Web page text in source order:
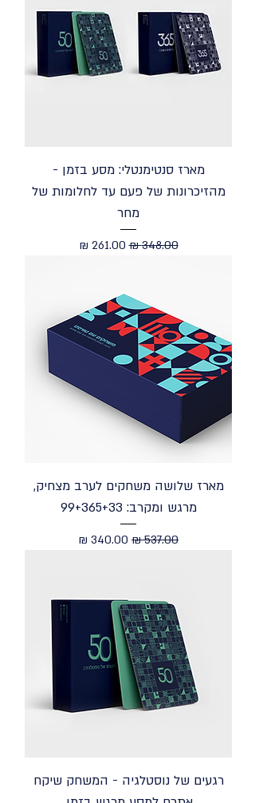
מארז סנטימנטלי: מסע בזמן -
מהזיכרונות של פעם עד לחלומות של
מחר
מחיר רגיל‏348.00 ‏₪ מחיר מבצע
מארז שלושה משחקים לערב מצחיק,
מרגש ומקרב: 99+365+33
מחיר רגיל מחיר מבצע
רגעים של נוסטלגיה - המשחק שיקח